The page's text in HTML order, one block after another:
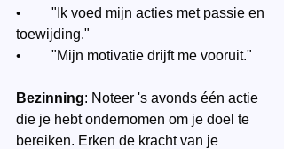
•	"Ik voed mijn acties met passie en
toewijding."
•	"Mijn motivatie drijft me vooruit."
Bezinning: Noteer 's avonds één actie
die je hebt ondernomen om je doel te
bereiken. Erken de kracht van je